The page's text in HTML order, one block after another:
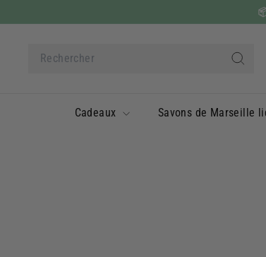
au
Search
Cadeaux Savons de Marseille